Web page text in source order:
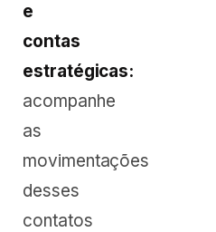
e
contas
estratégicas:
acompanhe
as
movimentações
desses
contatos